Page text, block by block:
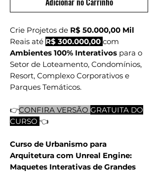
Crie Projetos de R$ 50.000,00 Mil
Reais até R$ 300.000,00 com
Ambientes 100% Interativos para o
Setor de Loteamento, Condomínios,
Resort, Complexo Corporativos e
Parques Temáticos.
👉CONFIRA VERSÃO GRATUITA DO
CURSO 👈
Curso de Urbanismo para
Arquitetura com Unreal Engine:
Maquetes Interativas de Grandes